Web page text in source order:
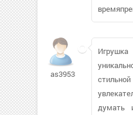
as395331
думать